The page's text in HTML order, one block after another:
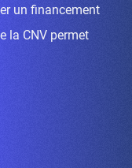
un financement
la CNV permet